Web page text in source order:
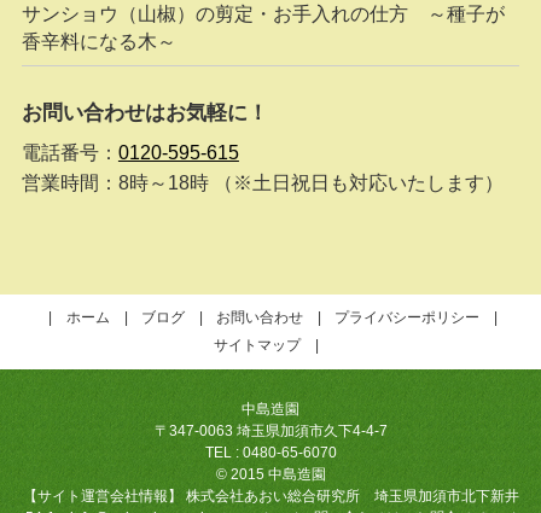
サンショウ（山椒）の剪定・お手入れの仕方 ～種子が
香辛料になる木～
お問い合わせはお気軽に！
電話番号： 0120-595-615
営業時間：8時～18時 （※土日祝日も対応いたします）
ホーム ブログ お問い合わせ
プライバシーポリシー
サイトマップ
中島造園
〒347-0063 埼玉県加須市久下4-4-7
TEL : 0480-65-6070
© 2015 中島造園
【サイト運営会社情報】 株式会社あおい総合研究所 埼玉県加須市北下新井